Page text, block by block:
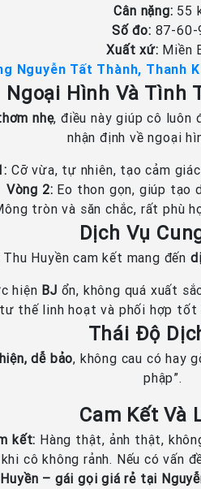
Cân nặng: 55
Số đo: 87-60-
Xuất xứ: Miền
Nguyễn Tất Thành, Thanh
Ngoại Hình Và Tình
nhẹ, điều này giúp cô
nhận định về ngoại
Cỡ vừa, tự nhiên, tạo cảm
Vòng 2: Eo thon gọn, giúp tạo
tròn và săn chắc, rất phù
Dịch Vụ
Huyền cam kết mang đến
hiện BJ ổn, không quá xuất
thế linh hoạt và phối hợp tốt
Thái Độ
dễ bảo, không cau có hay
phập”.
Cam Kết Và
kết: Hàng thật, ảnh thật,
cô không rảnh. Nếu có vấn
– gái gọi giá rẻ tại